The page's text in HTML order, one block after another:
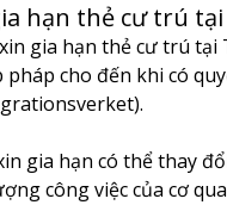
hạn thẻ cư trú
gia hạn thẻ cư trú
cho đến khi có
gia hạn có thể thay
công việc của cơ